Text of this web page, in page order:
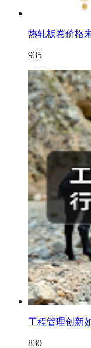
热轧板卷价格
935
工程管理创新
830